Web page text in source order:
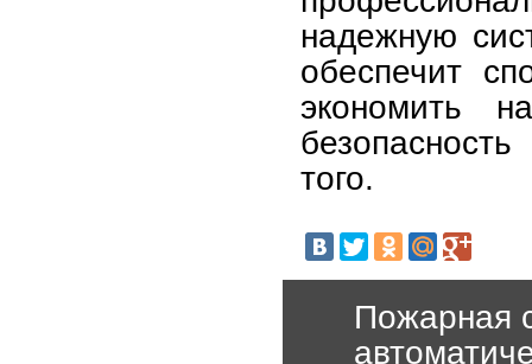
надежную
обеспечит
экономить
того.
Пожарная